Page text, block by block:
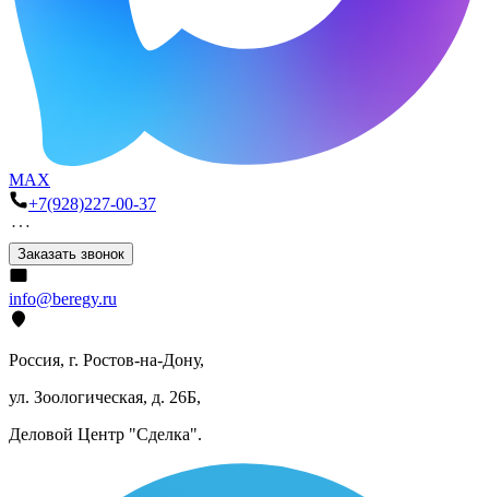
MAX
+7(928)227-00-37
Заказать звонок
info@beregy.ru
Россия, г. Ростов-на-Дону,
ул. Зоологическая, д. 26Б,
Деловой Центр "Сделка".